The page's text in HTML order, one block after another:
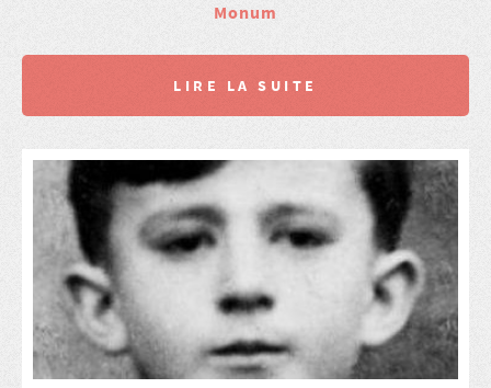
Monum
LIRE LA SUITE